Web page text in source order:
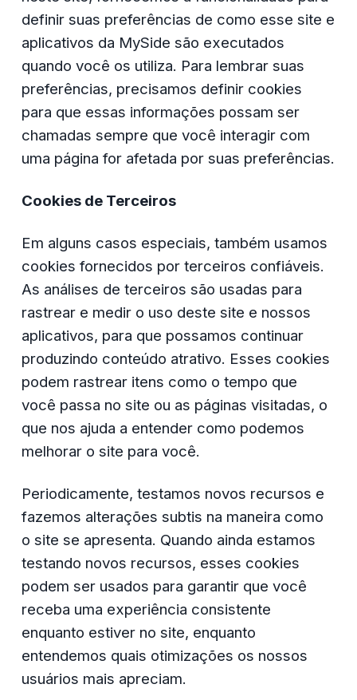
definir suas preferências de como esse site e
aplicativos da MySide são executados
quando você os utiliza. Para lembrar suas
preferências, precisamos definir cookies
para que essas informações possam ser
chamadas sempre que você interagir com
uma página for afetada por suas preferências.
Cookies de Terceiros
Em alguns casos especiais, também usamos
cookies fornecidos por terceiros confiáveis.
As análises de terceiros são usadas para
rastrear e medir o uso deste site e nossos
aplicativos, para que possamos continuar
produzindo conteúdo atrativo. Esses cookies
podem rastrear itens como o tempo que
você passa no site ou as páginas visitadas, o
que nos ajuda a entender como podemos
melhorar o site para você.
Periodicamente, testamos novos recursos e
fazemos alterações subtis na maneira como
o site se apresenta. Quando ainda estamos
testando novos recursos, esses cookies
podem ser usados ​​para garantir que você
receba uma experiência consistente
enquanto estiver no site, enquanto
entendemos quais otimizações os nossos
usuários mais apreciam.